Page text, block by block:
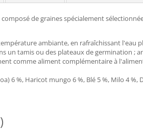
de graines spécialement
ambiante, en rafraîchissant l'eau
un tamis ou des plateaux de germination ;
comme aliment complémentaire à
6 %, Haricot mungo 6 %, Blé 5 %, Milo 4 %,